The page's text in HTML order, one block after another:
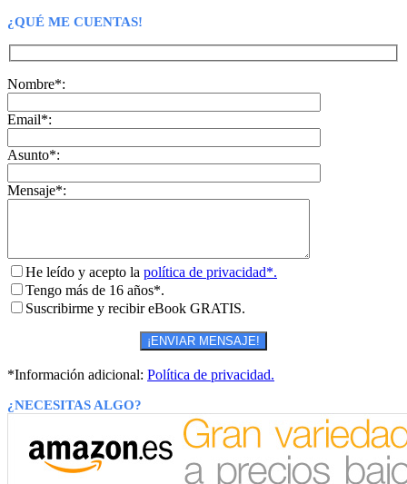
¿QUÉ ME CUENTAS!
Nombre*:
Email*:
Asunto*:
Mensaje*:
He leído y acepto la política de privacidad*.
Tengo más de 16 años*.
Suscribirme y recibir eBook GRATIS.
*Información adicional: Política de privacidad.
¿NECESITAS ALGO?